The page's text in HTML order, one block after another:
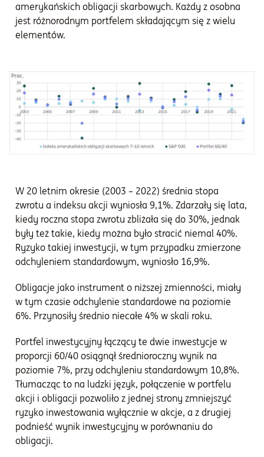
amerykańskich obligacji skarbowych. Każdy z osobna
jest różnorodnym portfelem składającym się z wielu
elementów.
W 20 letnim okresie (2003 – 2022) średnia stopa
zwrotu a indeksu akcji wyniosła 9,1%. Zdarzały się lata,
kiedy roczna stopa zwrotu zbliżała się do 30%, jednak
były też takie, kiedy można było stracić niemal 40%.
Ryzyko takiej inwestycji, w tym przypadku zmierzone
odchyleniem standardowym, wyniosło 16,9%.
Obligacje jako instrument o niższej zmienności, miały
w tym czasie odchylenie standardowe na poziomie
6%. Przynosiły średnio niecałe 4% w skali roku.
Portfel inwestycyjny łączący te dwie inwestycje w
proporcji 60/40 osiągnął średnioroczny wynik na
poziomie 7%, przy odchyleniu standardowym 10,8%.
Tłumacząc to na ludzki język, połączenie w portfelu
akcji i obligacji pozwoliło z jednej strony zmniejszyć
ryzyko inwestowania wyłącznie w akcje, a z drugiej
podnieść wynik inwestycyjny w porównaniu do
obligacji.